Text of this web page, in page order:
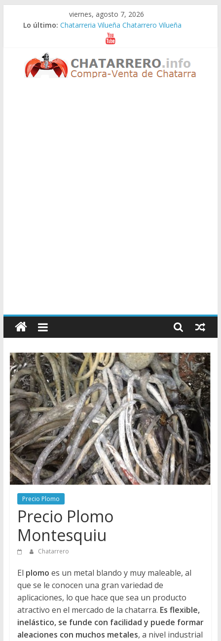
viernes, agosto 7, 2026
Lo último: Chatarreria Vilueña Chatarrero Vilueña
Chatarreria Zuera Chatarrero Zuera
Chatarreria Zaragoza Chatarrero Zaragoza
Chatarreria Zaida Chatarrero Zaida
Chatarreria Vistabella Chatarrero Vistabella
Chatarreros
–
Precio
de
Chatarra
Directorio
de
Chatarreros
para
vender
Chatarra
Precio Plomo
Precio Plomo
Montesquiu
Chatarrero
El plomo es un metal blando y muy maleable, al
que se le conocen una gran variedad de
aplicaciones, lo que hace que sea un producto
atractivo en el mercado de la chatarra. Es flexible,
inelástico, se funde con facilidad y puede formar
aleaciones con muchos metales, a nivel industrial